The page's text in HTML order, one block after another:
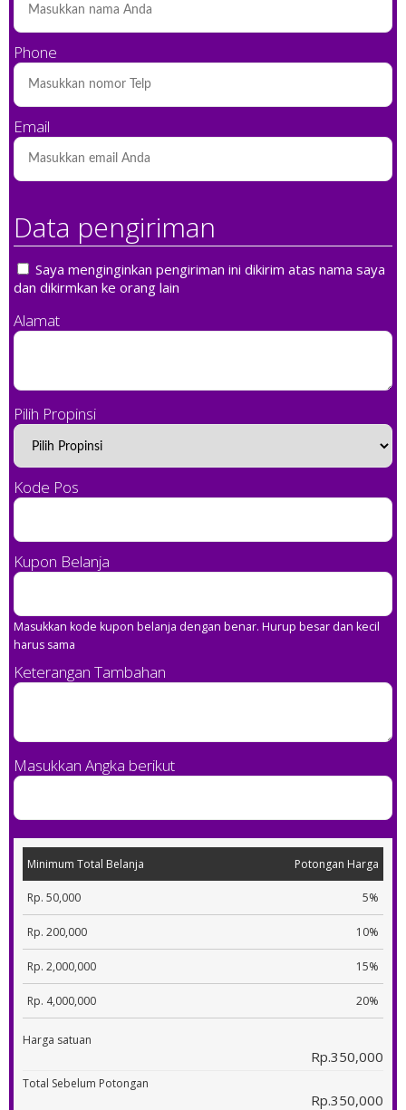
Phone
Email
Data pengiriman
Saya menginginkan pengiriman ini dikirim atas nama saya
dan dikirmkan ke orang lain
Alamat
Pilih Propinsi
Kode Pos
Kupon Belanja
Masukkan kode kupon belanja dengan benar. Hurup besar dan kecil
harus sama
Keterangan Tambahan
Masukkan Angka berikut
Minimum Total Belanja Potongan Harga
Rp. 50,000 5%
Rp. 200,000 10%
Rp. 2,000,000 15%
Rp. 4,000,000 20%
Harga satuan
Rp.350,000
Total Sebelum Potongan
Rp.350,000